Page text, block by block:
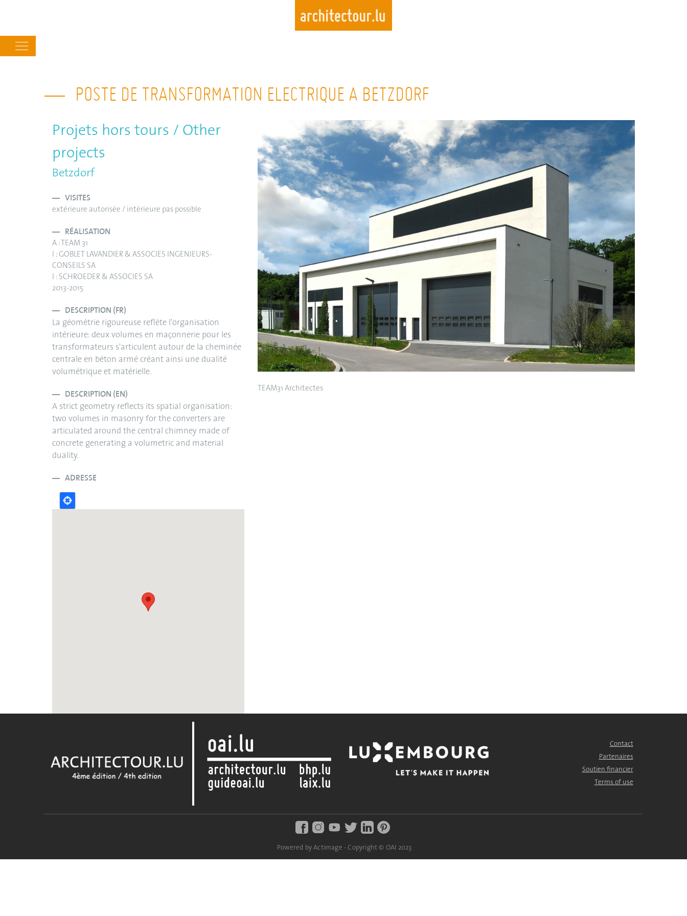
main
content
navigation
POSTE DE TRANSFORMATION ELECTRIQUE A BETZDORF
Projets hors tours / Other
projects
Betzdorf
VISITES
extérieure autorisée / intérieure pas possible
RÉALISATION
A : TEAM 31
I : GOBLET LAVANDIER & ASSOCIES INGENIEURS-
CONSEILS SA
I : SCHROEDER & ASSOCIES SA
2013-2015
DESCRIPTION (FR)
La géométrie rigoureuse reflète l'organisation
intérieure: deux volumes en maçonnerie pour les
transformateurs s'articulent autour de la cheminée
centrale en béton armé créant ainsi une dualité
volumétrique et matérielle.
DESCRIPTION (EN)
A strict geometry reflects its spatial organisation:
two volumes in masonry for the converters are
articulated around the central chimney made of
concrete generating a volumetric and material
duality.
ADRESSE
TEAM31 Architectes
Contact
Partenaires
Soutien financier
Terms of use
Powered by Actimage - Copyright © OAI 2023